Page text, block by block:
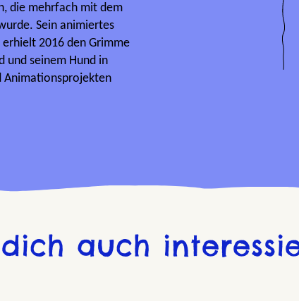
die mehrfach mit dem
Sein animiertes
2016 den Grimme
und seinem Hund in
Animationsprojekten
auch